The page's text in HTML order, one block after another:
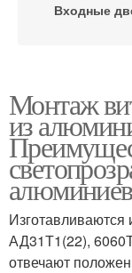
Входные
Двери со
Профиль для
Монтаж
из
АД31Т1(22),
отвечают